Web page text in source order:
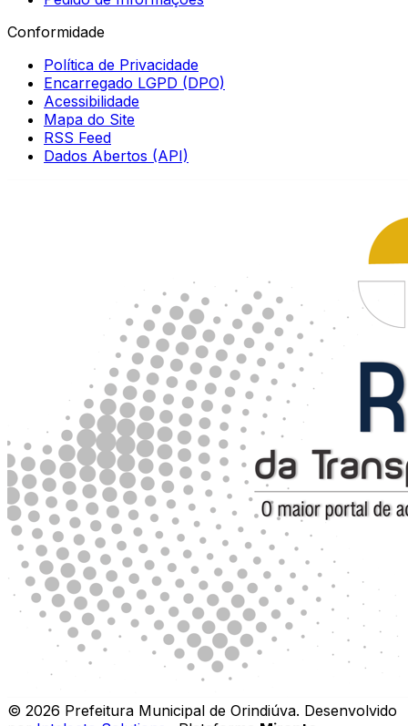
Conformidade
Política de Privacidade
Encarregado LGPD (DPO)
Acessibilidade
Mapa do Site
RSS Feed
Dados Abertos (API)
© 2026 Prefeitura Municipal de Orindiúva. Desenvolvido